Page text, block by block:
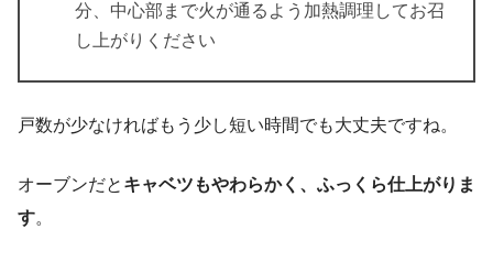
分、中心部まで火が通るよう加熱調理してお召
し上がりください
戸数が少なければもう少し短い時間でも大丈夫ですね。
オーブンだと キャベツもやわらかく、ふっくら仕上がりま
す。